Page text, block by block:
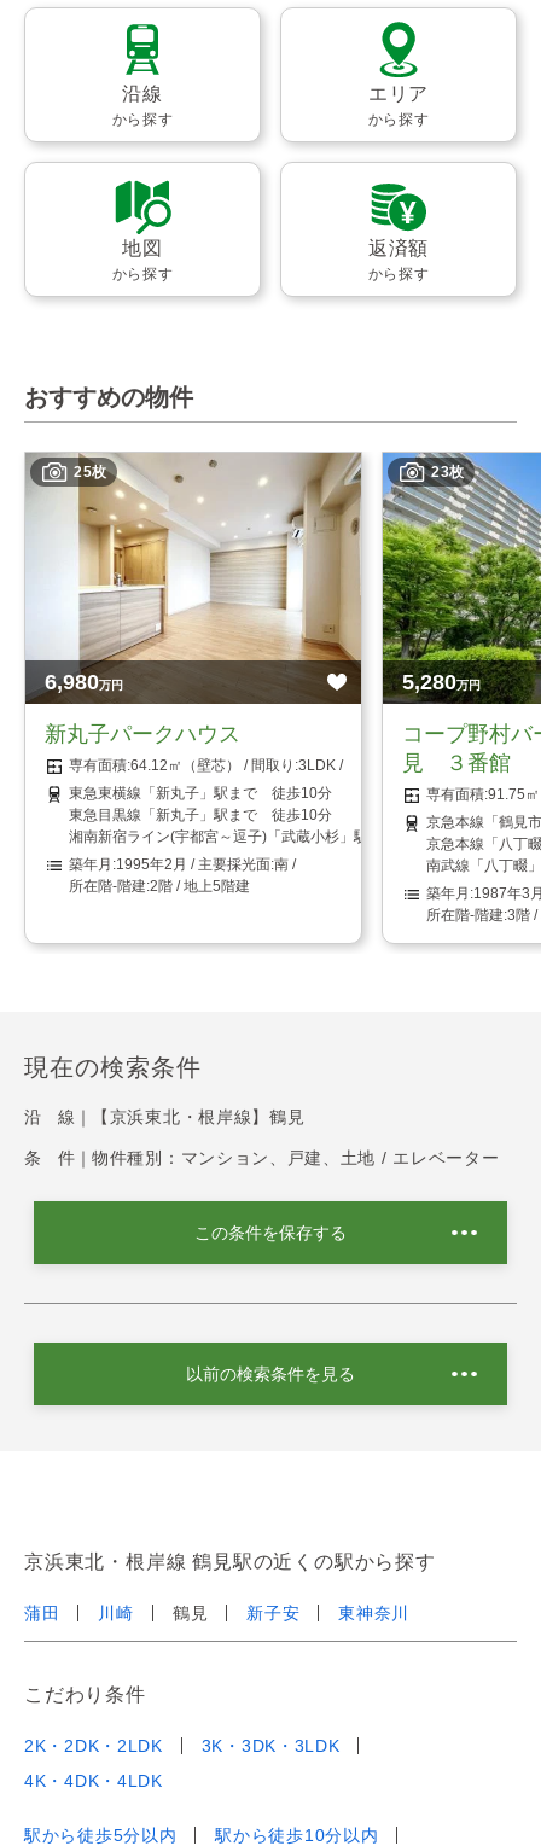
沿線
から探す
エリア
から探す
地図
から探す
返済額
から探す
おすすめの物件
25枚
6,980万円
新丸子パークハウス
64.12㎡（壁芯）
3LDK
東急東横線「新丸子」駅まで 徒歩10分
東急目黒線「新丸子」駅まで 徒歩10分
湘南新宿ライン(宇都宮～逗子)「武蔵小杉」駅まで 徒歩15分
1995年2月
南
2階 / 地上5階建
23枚
5,280万円
コープ野村バ
見 ３番館
91.75
京急本線「鶴見
京急本線「八丁
南武線「八丁畷
1987年3
3階 /
現在の検索条件
沿 線｜ 【京浜東北・根岸線】鶴見
条 件｜ 物件種別：マンション、戸建、土地 / エレベーター
この条件を保存する
以前の検索条件を見る
京浜東北・根岸線 鶴見駅の近くの駅から探す
蒲田 川崎 鶴見 新子安 東神奈川
こだわり条件
2K・2DK・2LDK
3K・3DK・3LDK
4K・4DK・4LDK
駅から徒歩5分以内
駅から徒歩10分以内